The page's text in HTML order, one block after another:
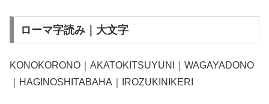
ローマ字読み｜大文字
KONOKORONO｜AKATOKITSUYUNI｜WAGAYADONO
｜HAGINOSHITABAHA｜IROZUKINIKERI